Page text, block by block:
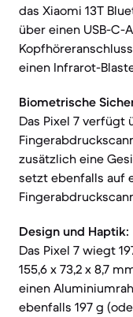
das Xiaomi 13T
über einen USB-C-
einen Infrarot-
Biometrische
Das Pixel 7 verfügt
zusätzlich eine
setzt ebenfalls auf
Design und Haptik:
Das Pixel 7 wiegt
155,6 x 73,2 x 8,7
einen
ebenfalls 197 g